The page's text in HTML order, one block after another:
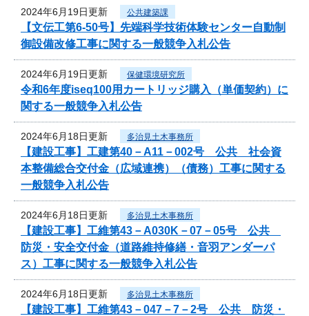
2024年6月19日更新 公共建築課
【文伝工第6-50号】先端科学技術体験センター自動制
御設備改修工事に関する一般競争入札公告
2024年6月19日更新 保健環境研究所
令和6年度iseq100用カートリッジ購入（単価契約）に
関する一般競争入札公告
2024年6月18日更新 多治見土木事務所
【建設工事】工建第40－A11－002号 公共 社会資
本整備総合交付金（広域連携）（債務）工事に関する
一般競争入札公告
2024年6月18日更新 多治見土木事務所
【建設工事】工維第43－A030K－07－05号 公共
防災・安全交付金（道路維持修繕・音羽アンダーパ
ス）工事に関する一般競争入札公告
2024年6月18日更新 多治見土木事務所
【建設工事】工維第43－047－7－2号 公共 防災・